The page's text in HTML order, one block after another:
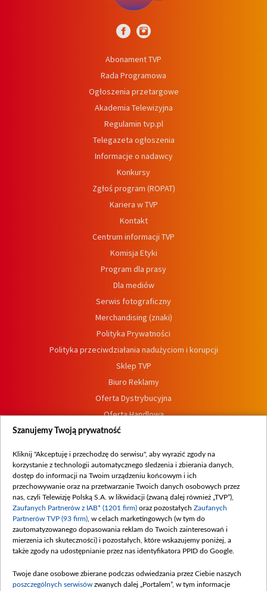
Abonament TVP
Rada Programowa
Ogłoszenia przetargowe
Akademia Telewizyjna
Regulamin tvp.pl
Telegazeta ogłoszenia
Informacje o nadawcy
Konkursy
Zgłoś program (ROPAT)
Kariera w TVP
Kontakt
Centrum informacji TVP
Komisja Etyki
Program dla prasy
Dla mediów
Serwis fotograficzny
Merchandising (znaki)
Polityka Prywatności
Polityka przeciwdziałania nadużyciom i korupcji
Sklep TVP
Biuro Reklamy
Oferta Dystrybucyjna
Oferta Handlowa
Dostępność
Procedura zgłoszeń wewnętrznych
Szanujemy Twoją prywatność
Kliknij "Akceptuję i przechodzę do serwisu", aby wyrazić zgody na
korzystanie z technologii automatycznego śledzenia i zbierania danych,
dostęp do informacji na Twoim urządzeniu końcowym i ich
przechowywanie oraz na przetwarzanie Twoich danych osobowych przez
nas, czyli Telewizję Polską S.A. w likwidacji (zwaną dalej również „TVP”),
Zaufanych Partnerów z IAB* (1201 firm) oraz pozostałych Zaufanych
Partnerów TVP (93 firm) , w celach marketingowych (w tym do
zautomatyzowanego dopasowania reklam do Twoich zainteresowań i
mierzenia ich skuteczności) i pozostałych, które wskazujemy poniżej, a
także zgody na udostępnianie przez nas identyfikatora PPID do Google.
Twoje dane osobowe zbierane podczas odwiedzania przez Ciebie naszych
poszczególnych serwisów zwanych dalej „Portalem”, w tym informacje